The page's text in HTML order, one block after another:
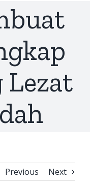
Lezat
Previous Next